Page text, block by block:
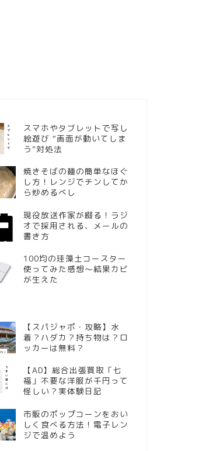
スマホやタブレットで写し
絵遊び “画面が動いてしま
う”対処法
焼きそばの麺の簡単なほぐ
し方！レンジでチンしてか
ら炒めるべし
現役放送作家が綴る！ラジ
オで採用される、メールの
書き方
100均の珪藻土コースター
使ってみた感想～結果カビ
が生えた
【スパジャポ・攻略】水
着？ハダカ？持ち物は？ロ
ッカーは無料？
【AD】総合出張買取「七
福」不要な洋服が千円って
怪しい？実体験日記
市販のポップコーンをおい
しく食べる方法！電子レン
ジで温めよう